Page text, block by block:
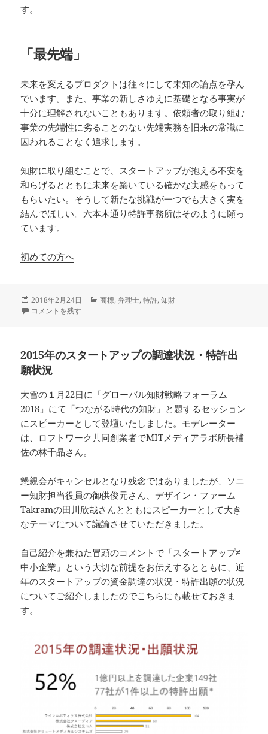
す。
「最先端」
未来を変えるプロダクトは往々にして未知の論点を孕ん
でいます。また、事業の新しさゆえに基礎となる事実が
十分に理解されないこともあります。依頼者の取り組む
事業の先端性に劣ることのない先端実務を旧来の常識に
囚われることなく追求します。
知財に取り組むことで、スタートアップが抱える不安を
和らげるとともに未来を築いている確かな実感をもって
もらいたい。そうして新たな挑戦が一つでも大きく実を
結んでほしい。六本木通り特許事務所はそのように願っ
ています。
初めての方へ
投
稿
2018年2月24日
カ
商標,弁理士,特許,知財
六本木通り特許事務所からの三つのお約束 に
コメントを残す
2015年のスタートアップの調達状況・特許出
願状況
大雪の１月22日に「グローバル知財戦略フォーラム
2018」にて「つながる時代の知財」と題するセッション
にスピーカーとして登壇いたしました。モデレーター
は、ロフトワーク共同創業者でMITメディアラボ所長補
佐の林千晶さん。
懇親会がキャンセルとなり残念ではありましたが、ソニ
ー知財担当役員の御供俊元さん、デザイン・ファーム
Takramの田川欣哉さんとともにスピーカーとして大き
なテーマについて議論させていただきました。
自己紹介を兼ねた冒頭のコメントで「スタートアップ≠
中小企業」という大切な前提をお伝えするとともに、近
年のスタートアップの資金調達の状況・特許出願の状況
についてご紹介しましたのでこちらにも載せておきま
す。